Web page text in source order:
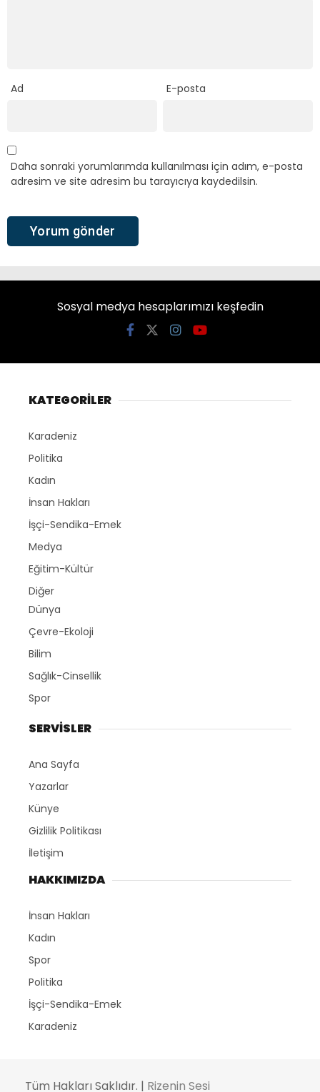
Ad E-posta
Daha sonraki yorumlarımda kullanılması için adım, e-posta
adresim ve site adresim bu tarayıcıya kaydedilsin.
Sosyal medya hesaplarımızı keşfedin
KATEGORİLER
Karadeniz
Politika
Kadın
İnsan Hakları
İşçi-Sendika-Emek
Medya
Eğitim-Kültür
Diğer
Dünya
Çevre-Ekoloji
Bilim
Sağlık-Cinsellik
Spor
SERVİSLER
Ana Sayfa
Yazarlar
Künye
Gizlilik Politikası
İletişim
HAKKIMIZDA
İnsan Hakları
Kadın
Spor
Politika
İşçi-Sendika-Emek
Karadeniz
Tüm Hakları Saklıdır. | Rizenin Sesi